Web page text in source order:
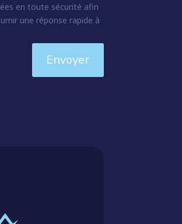
en toute sécurité afin
une réponse rapide à
Envoyer